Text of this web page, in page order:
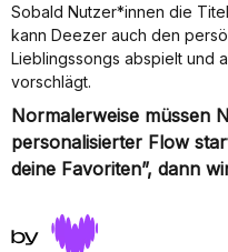
Sobald Nutzer*innen die
kann Deezer auch den
Lieblingssongs abspielt und
vorschlägt.
Normalerweise müssen
personalisierter Flow
deine Favoriten”, dann